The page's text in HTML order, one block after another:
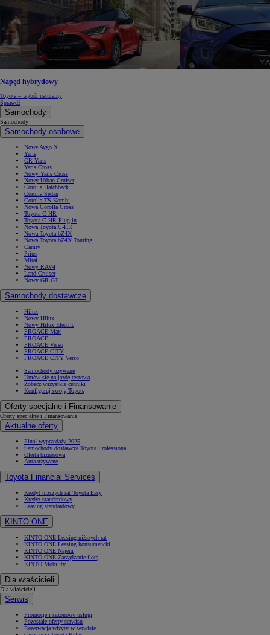
Napęd hybrydowy
Toyota – wybór naturalny
Sprawdź
Samochody
Samochody
Samochody osobowe
Nowe Aygo X
Yaris
GR Yaris
Yaris Cross
Nowy Yaris Cross
Nowy Urban Cruiser
Corolla Hatchback
Corolla Sedan
Corolla TS Kombi
Nowa Corolla Cross
Toyota C-HR
Toyota C-HR Plug-in
Nowa Toyota C-HR+
Nowa Toyota bZ4X
Nowa Toyota bZ4X Touring
Camry
Prius
Mirai
Nowy RAV4
Land Cruiser
Nowy GR GT
Samochody dostawcze
Hilux
Nowy Hilux
Nowy Hilux Electric
PROACE Max
PROACE
PROACE Verso
PROACE CITY
PROACE CITY Verso
Samochody używane
Umów się na jazdę testową
Zobacz wszystkie cenniki
Konfiguruj swoją Toyotę
Oferty specjalne i Finansowanie
Oferty specjalne i Finansowanie
Aktualne oferty
Finał wyprzedaży 2025
Samochody dostawcze Toyota Professional
Oferta biznesowa
Auta używane
Toyota Financial Services
Kredyt niższych rat Toyota Easy
Kredyt standardowy
Leasing standardowy
KINTO ONE
KINTO ONE Leasing niższych rat
KINTO ONE Leasing konsumencki
KINTO ONE Najem
KINTO ONE Zarządzanie flotą
KINTO Mobility
Dla właścicieli
Dla właścicieli
Serwis
Promocje i sezonowe usługi
Pozostałe oferty serwisu
Rezerwacja wizyty w serwisie